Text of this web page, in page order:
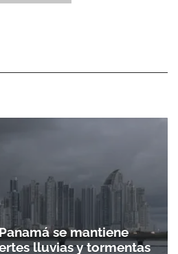
se mantiene
lluvias y tormentas